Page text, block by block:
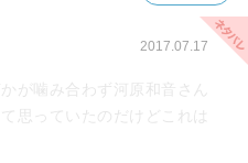
2017.07.17
が噛み合わず河原和音さん
思っていたのだけどこれは